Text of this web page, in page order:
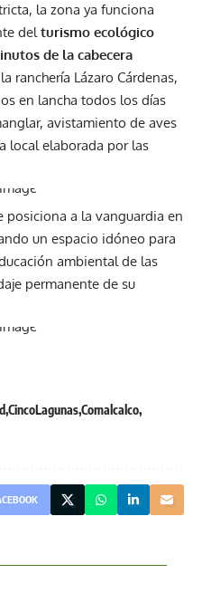
la zona ya funciona
delturismo ecológico
de la cabecera
ranchería Lázaro Cárdenas,
en lancha todos los días
avistamiento de aves
local elaborada por las
posiciona a la vanguardia en
un espacio idóneo para
ambiental de las
permanente de su
CincoLagunasComalcalco